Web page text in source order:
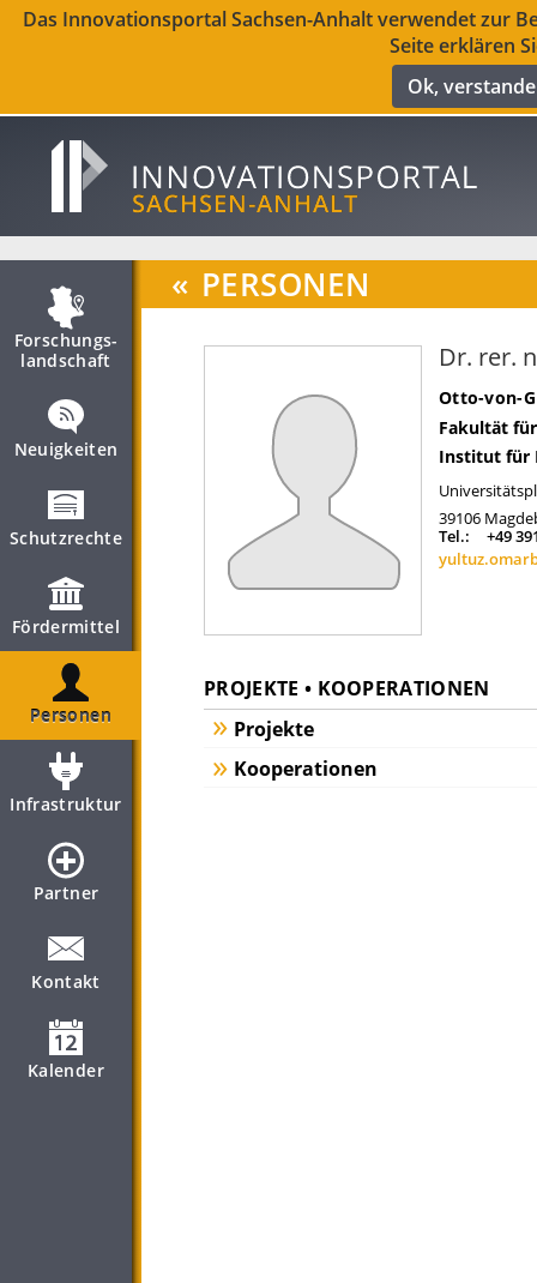
Das Innovationsportal Sachsen-Anhalt verwendet zur
Seite erklären
Ok,
Forschungs­
landschaft
Neuigkeiten
Schutzrechte
Fördermittel
Personen
Infrastruktur
Partner
Kontakt
Kalender
« PERSONEN
Dr. rer.
Otto-von-
Fakultät
Institut für
39106
Tel.:
+49
PROJEKTE • KOOPERATIONEN
Projekte
Kooperationen